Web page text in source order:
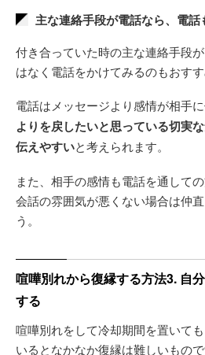
主な連絡手段が電話なら、電話
付き合っていた時の主な連絡手段
はなく電話をかけてみるのもおすす
電話はメッセージより感情が相手に
よりを戻したいと思っている切実
伝えやすいと考えられます。
また、相手の感情も電話を通して
会話の雰囲気が悪くない場合は仲
う。
喧嘩別れから復縁する方法3. 自
する
喧嘩別れをして冷却期間を置いて
いるとなかなか復縁は難しいもので